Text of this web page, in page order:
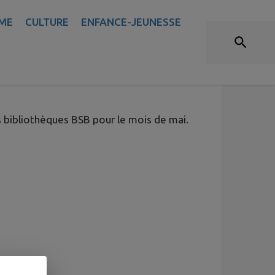
CULTURE ENFANCE-JEUNESSE
BSB pour le mois de mai.